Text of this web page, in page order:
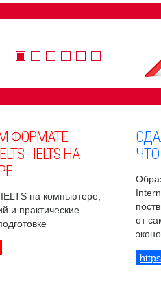
ФОРМАТЕ
- IELTS НА
на компьютере,
и практические
от